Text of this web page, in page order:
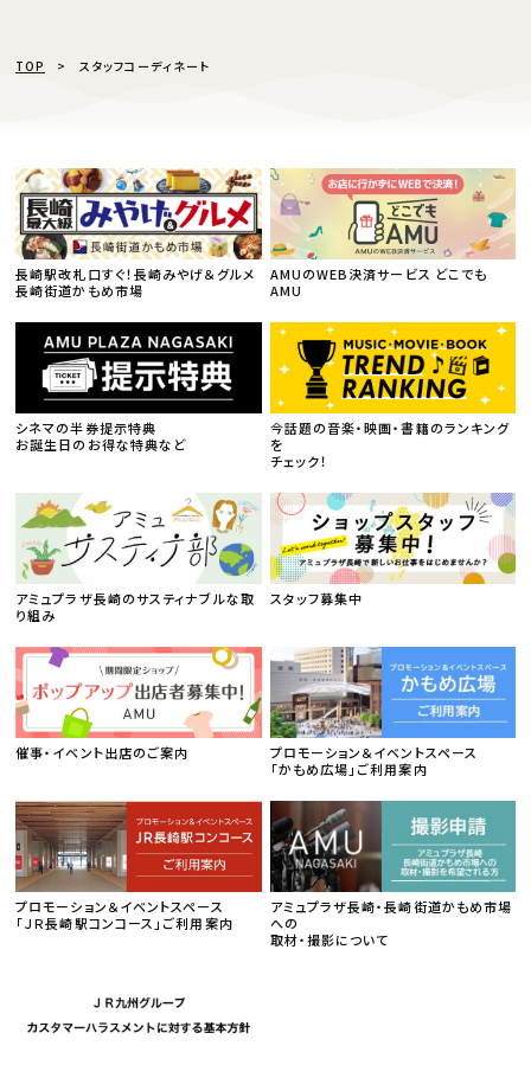
TOP スタッフコーディネート
長崎駅改札口すぐ！長崎みやげ＆グルメ
長崎街道かもめ市場
AMUのWEB決済サービス どこでも
AMU
シネマの半券提示特典
お誕生日のお得な特典など
今話題の音楽・映画・書籍のランキング
を
チェック！
アミュプラザ長崎のサスティナブルな取
り組み
スタッフ募集中
催事・イベント出店のご案内
プロモーション＆イベントスペース
「かもめ広場」ご利用案内
プロモーション＆イベントスペース
「ＪＲ長崎駅コンコース」ご利用案内
アミュプラザ長崎・長崎街道かもめ市場
への
取材・撮影について